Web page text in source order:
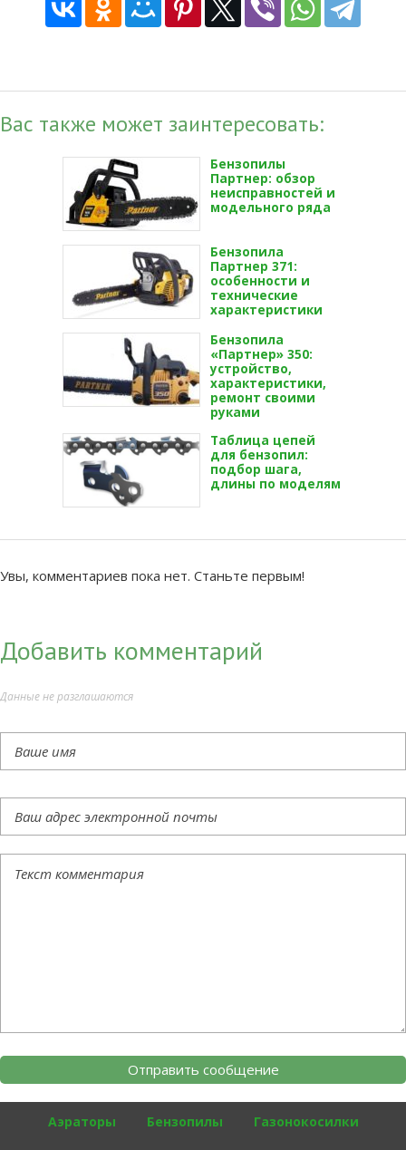
Вас также может заинтересовать:
Бензопилы
Партнер: обзор
неисправностей и
модельного ряда
Бензопила
Партнер 371:
особенности и
технические
характеристики
Бензопила
«Партнер» 350:
устройство,
характеристики,
ремонт своими
руками
Таблица цепей
для бензопил:
подбор шага,
длины по моделям
Увы, комментариев пока нет. Станьте первым!
Добавить комментарий
Данные не разглашаются
Аэраторы Бензопилы Газонокосилки